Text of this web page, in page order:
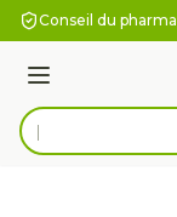
Aller au contenu
Conseil du
Menu
Rechercher